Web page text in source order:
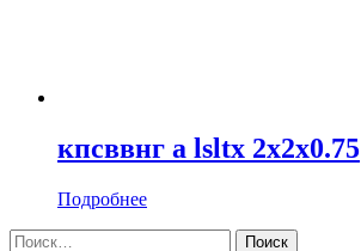
кпсввнг а lsltx 2х2х0.75
Подробнее
Найти: